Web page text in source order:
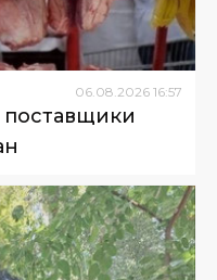
06.08.2026 16:57